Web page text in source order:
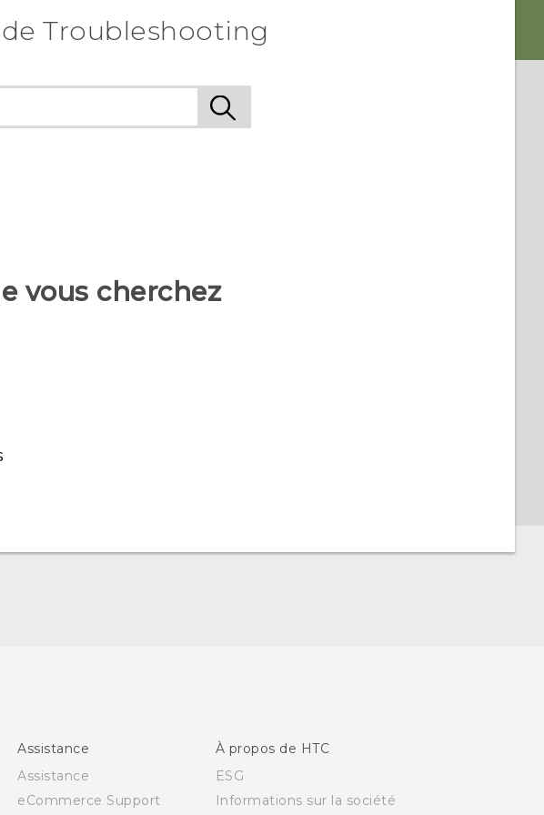
Troubleshooting
vous cherchez
Assistance
Assistance
eCommerce Support
À propos de HTC
ESG
Informations sur la société